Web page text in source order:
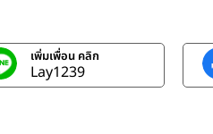
เพิ่มเพื่อน คลิก
Lay1239